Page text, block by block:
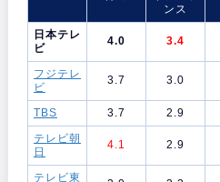
ンス
日本テレ
ビ
4.0 3.4
フジテレ
ビ
3.7 3.0
TBS 3.7 2.9
テレビ朝
日
4.1 2.9
テレビ東